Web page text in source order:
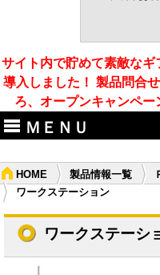
サイト内で貯めて素敵な
導入しました！ 製品問合
ろ、オープンキャンペ
ＭＥＮＵ
HOME 製品情報一覧
ワークステーション
ワークステーシ